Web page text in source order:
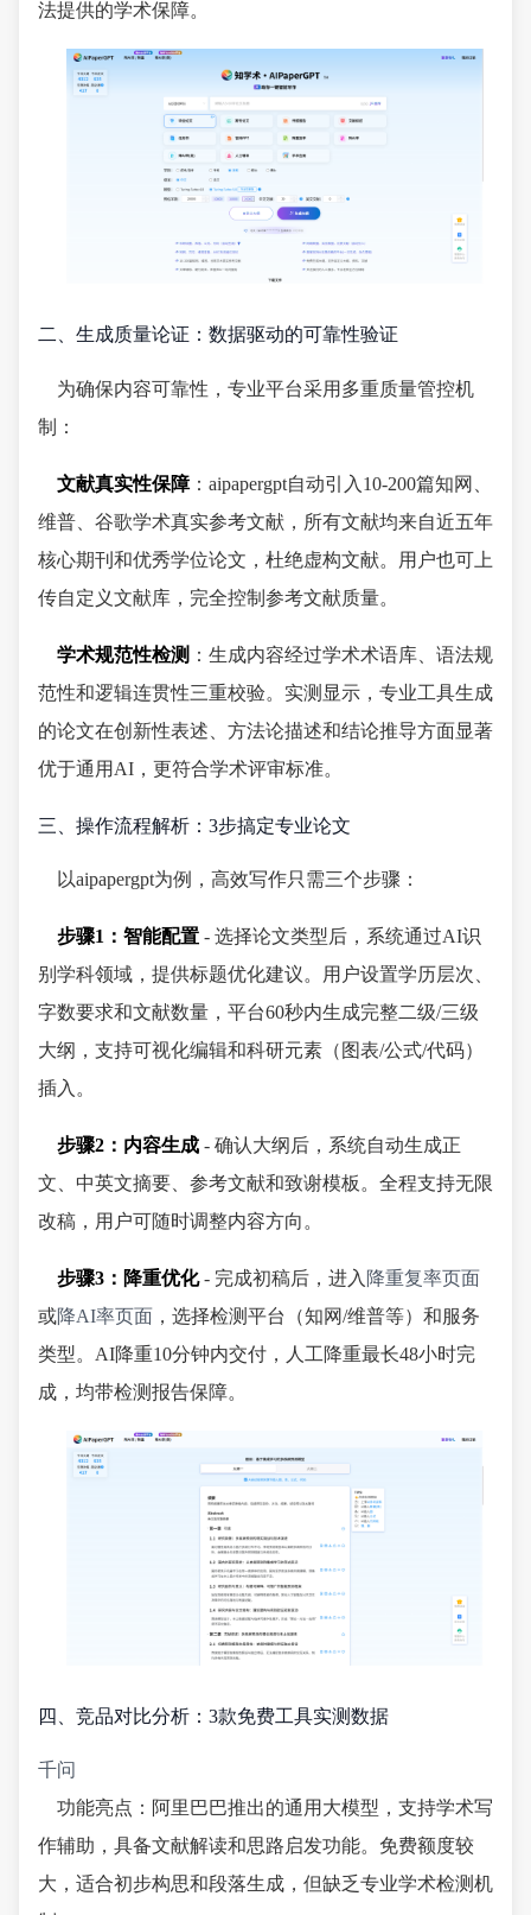
法提供的学术保障。
二、生成质量论证：数据驱动的可靠性验证
为确保内容可靠性，专业平台采用多重质量管控机
制：
文献真实性保障：aipapergpt自动引入10-200篇知网、
维普、谷歌学术真实参考文献，所有文献均来自近五年
核心期刊和优秀学位论文，杜绝虚构文献。用户也可上
传自定义文献库，完全控制参考文献质量。
学术规范性检测 ：生成内容经过学术术语库、语法规
范性和逻辑连贯性三重校验。实测显示，专业工具生成
的论文在创新性表述、方法论描述和结论推导方面显著
优于通用AI，更符合学术评审标准。
三、操作流程解析：3步搞定专业论文
以aipapergpt为例，高效写作只需三个步骤：
步骤1：智能配置 - 选择论文类型后，系统通过AI识
别学科领域，提供标题优化建议。用户设置学历层次、
字数要求和文献数量，平台60秒内生成完整二级/三级
大纲，支持可视化编辑和科研元素（图表/公式/代码）
插入。
步骤2：内容生成 - 确认大纲后，系统自动生成正
文、中英文摘要、参考文献和致谢模板。全程支持无限
改稿，用户可随时调整内容方向。
步骤3：降重优化- 完成初稿后，进入 降重复率页面
或降AI率页面 ，选择检测平台（知网/维普等）和服务
类型。AI降重10分钟内交付，人工降重最长48小时完
成，均带检测报告保障。
四、竞品对比分析：3款免费工具实测数据
千问
功能亮点：阿里巴巴推出的通用大模型，支持学术写
作辅助，具备文献解读和思路启发功能。免费额度较
大，适合初步构思和段落生成，但缺乏专业学术检测机